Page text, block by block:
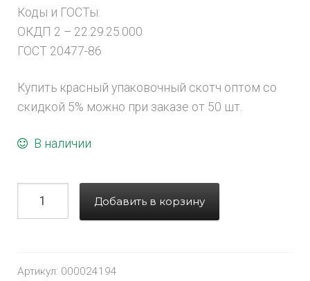
Коды и ГОСТы:
ОКДП 2 – 22.29.25.000
ГОСТ 20477-86
Купить красный упаковочный скотч оптом со
скидкой 5% можно при заказе от 50 шт.
В наличии
Добавить в корзину
Артикул: 000024194